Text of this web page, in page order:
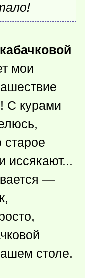
мои
С курами
старое
иссякают...
—
столе.